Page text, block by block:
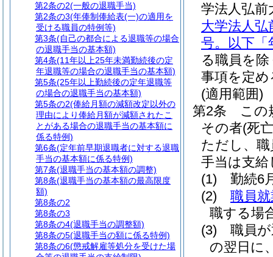
学法人弘前
大学法人弘
号。以下「
る職員を
事項を定
(適用範囲)
第2条
この
その者(死
ただし、
手当は支
(1)
勤続6
(2)
職員
職する場
(3)
職員
の翌日に
第2条の2(一般の退職手当)
第2条の3(年俸制俸給表(一)の適用を
受ける職員の特例等)
第3条(自己の都合による退職等の場合
の退職手当の基本額)
第4条(11年以上25年未満勤続後の定
年退職等の場合の退職手当の基本額)
第5条(25年以上勤続後の定年退職等
の場合の退職手当の基本額)
第5条の2(俸給月額の減額改定以外の
理由により俸給月額が減額されたこ
とがある場合の退職手当の基本額に
係る特例)
第6条(定年前早期退職者に対する退職
手当の基本額に係る特例)
第7条(退職手当の基本額の調整)
第8条(退職手当の基本額の最高限度
額)
第8条の2
第8条の3
第8条の4(退職手当の調整額)
第8条の5(退職手当の額に係る特例)
第8条の6(懲戒解雇等処分を受けた場